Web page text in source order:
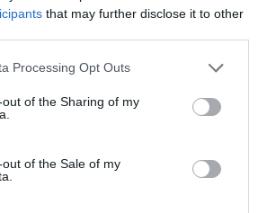
that may further disclose it to other
website/app uses one or more Google
visit or usage behaviour. You may click to
to Google and its third-party tags to
specified purposes in below Google
Processing Opt Outs
of the Sharing of my
of the Sale of my
hosszú távon.
útján töltik be, ezért a
ezért komoly versenyelőnyt jelent a
pályázókkal szemben, akiknek nincs
légy jelen a kaposvári szakmai
rendszeresen. A helyi jelenlét és a
nagyon komoly tőkévé válhat,